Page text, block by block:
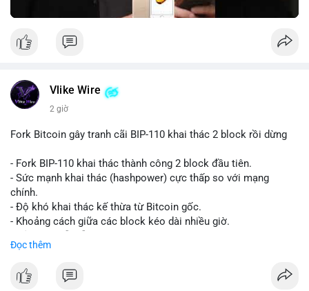
Vlike Wire
2 giờ
Fork Bitcoin gây tranh cãi BIP-110 khai thác 2 block rồi dừng
- Fork BIP-110 khai thác thành công 2 block đầu tiên.
- Sức mạnh khai thác (hashpower) cực thấp so với mạng
chính.
- Độ khó khai thác kế thừa từ Bitcoin gốc.
- Khoảng cách giữa các block kéo dài nhiều giờ.
Đọc thêm